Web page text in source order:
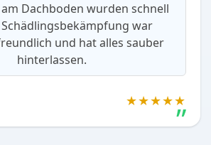
Dachboden wurden schnell
war
und hat alles sauber
hinterlassen.
★★★★★